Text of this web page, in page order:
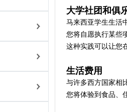
大学社团和俱
马来西亚学生生活
您将自愿执行某些
这种实践可以让您
生活费用
与许多西方国家相
您将体验到食品、